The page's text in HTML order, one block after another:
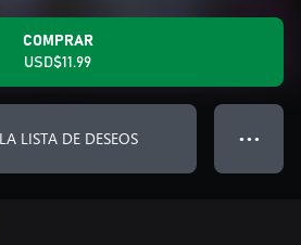
COMPRAR
USD$11.99
LISTA DE DESEOS ● ● ●